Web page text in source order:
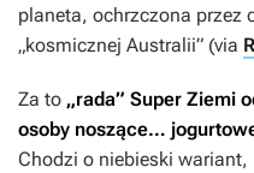
planeta, ochrzczona przez
„kosmicznej Australii” (via
Za to „rada” Super Ziemi
osoby noszące…
Chodzi o niebieski wariant,